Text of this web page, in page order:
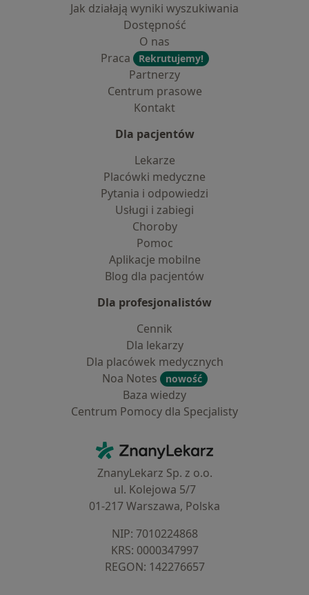
Jak działają wyniki wyszukiwania
Dostępność
O nas
Praca
Rekrutujemy!
Partnerzy
Centrum prasowe
Kontakt
Dla pacjentów
Lekarze
Placówki medyczne
Pytania i odpowiedzi
Usługi i zabiegi
Choroby
Pomoc
Aplikacje mobilne
Blog dla pacjentów
Dla profesjonalistów
Cennik
Dla lekarzy
Dla placówek medycznych
Noa Notes
nowość
Baza wiedzy
Centrum Pomocy dla Specjalisty
ZnanyLekarz - Strona główna
ZnanyLekarz Sp. z o.o.
ul. Kolejowa 5/7
01-217 Warszawa, Polska
NIP: ⁠7010224868
KRS: ⁠0000347997
REGON: ⁠142276657